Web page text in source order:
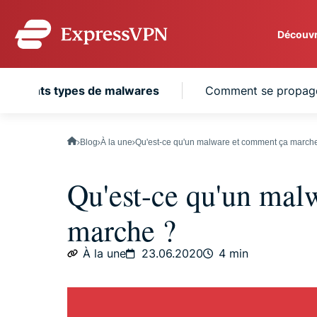
protection VPN rapide
types de malwares Comment se
Blog À la une Qu'est-ce qu'un malware et comment ça
Qu'est-ce qu'un
marche ?
À la une 23.06.2020 4 min